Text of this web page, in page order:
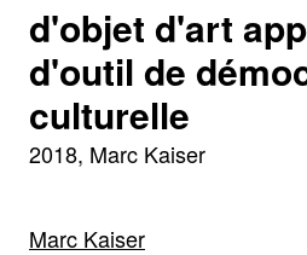
d'objet d'art
d'outil de
culturelle
2018 Marc Kaiser
Marc Kaiser